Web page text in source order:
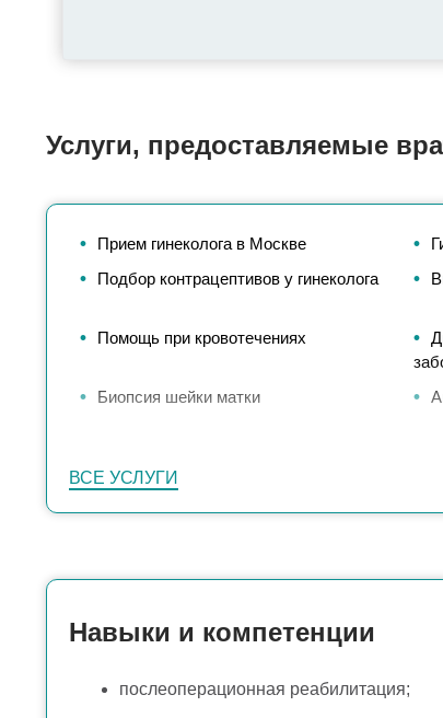
Услуги, предоставляемые
ВСЕ УСЛУГИ
Прием гинеколога в Москве
Подбор контрацептивов у гинеколога
Помощь при кровотечениях
Биопсия шейки матки
Навыки и компетенции
послеоперационная реабилитация;